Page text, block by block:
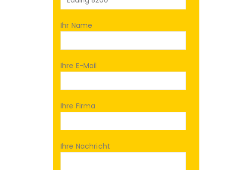
Ihr Name
Ihre E-Mail
Ihre Firma
Ihre Nachricht